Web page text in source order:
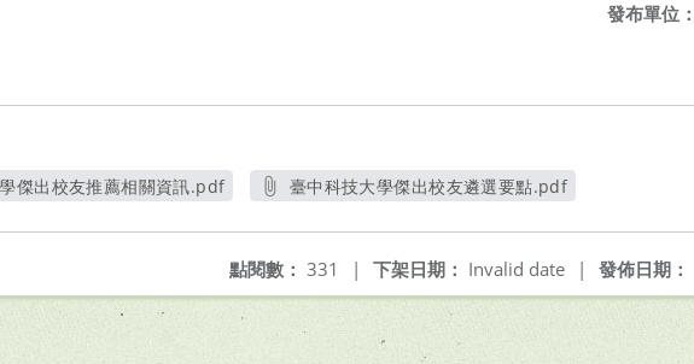
發布單位：
傑出校友推薦相關資訊.pdf
臺中科技大學傑出校友遴選要點.pdf
發佈日期：
下架日期： Invalid date |
點閱數： 331 |